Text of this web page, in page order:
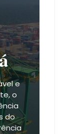
e
o
do